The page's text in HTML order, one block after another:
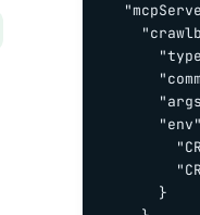
      }